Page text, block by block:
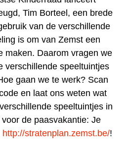
Tim Borteel, een brede
van de verschillende
is om van Zemst een
maken. Daarom vragen we
verschillende speeltuintjes
gaan we te werk? Scan
en laat ons weten wat
speeltuintjes in
de paasvakantie: Je
http://stratenplan.zemst.be/!